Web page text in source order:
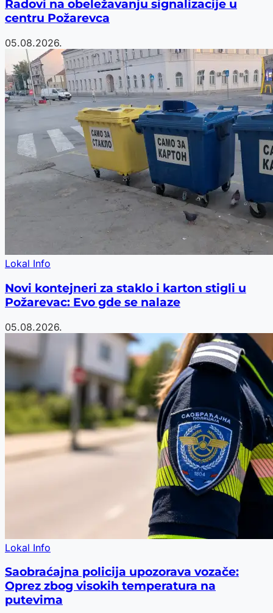
Radovi na obeležavanju signalizacije u
centru Požarevca
05.08.2026.
Lokal Info
Novi kontejneri za staklo i karton stigli u
Požarevac: Evo gde se nalaze
05.08.2026.
Lokal Info
Saobraćajna policija upozorava vozače:
Oprez zbog visokih temperatura na
putevima